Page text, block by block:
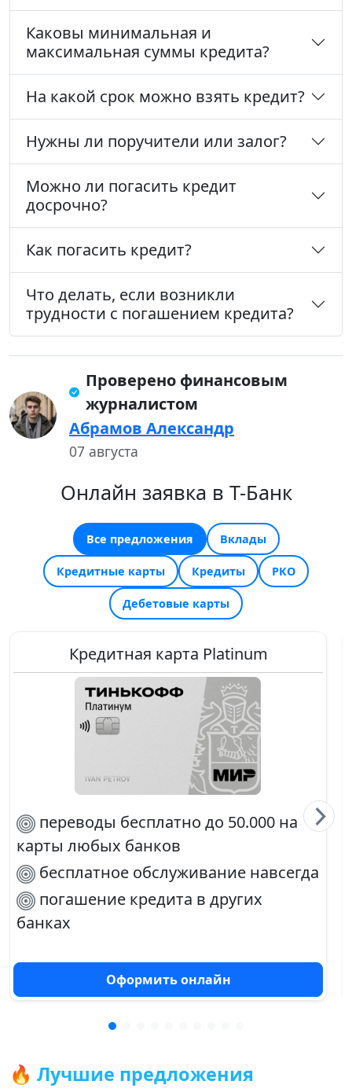
Каковы минимальная и
максимальная суммы кредита?
На какой срок можно взять кредит?
Нужны ли поручители или залог?
Можно ли погасить кредит
досрочно?
Как погасить кредит?
Что делать, если возникли
трудности с погашением кредита?
Проверено финансовым
журналистом
Абрамов Александр
07 августа
Онлайн заявка в Т-Банк
Все предложения Вклады
Кредитные карты Кредиты РКО
Дебетовые карты
Кредитная карта Platinum
переводы бесплатно до 50.000 на
карты любых банков
бесплатное обслуживание навсегда
погашение кредита в других
банках
Оформить онлайн
🔥 Лучшие предложения